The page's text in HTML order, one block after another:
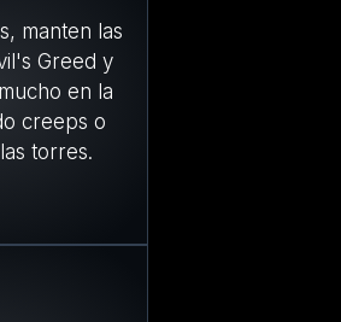
manten las
Greed y
en la
creeps o
torres.